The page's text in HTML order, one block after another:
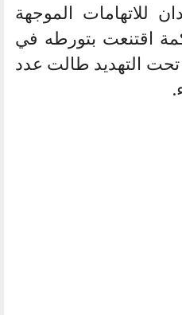
للاتهامات الموجهة
اقتنعت بتورطه في
التهديد طالت عدد